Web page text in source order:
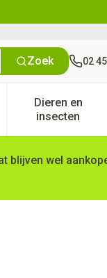
Zoek 02
categorie
voor
Dieren en
insecten
Toon
blijven wel